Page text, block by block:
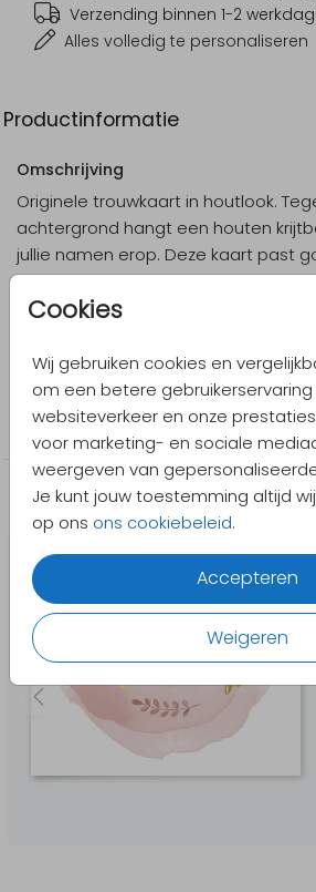
Cookies
Wij gebruiken cookies en
om een betere
websiteverkeer en onze
voor marketing- en sociale
weergeven van
Je kunt jouw toestemming altijd
op ons ons cookiebeleid.
Accepteren
Weigeren
Verzending binnen 1-2
Alles volledig te personaliseren
Productinformatie
Omschrijving
Originele trouwkaart in houtlook.
achtergrond hangt een houten
jullie namen erop. Deze kaart past
bijvoorbeeld een vintage bruiloft.
Designer
Antje Ontwerpt
Collectie
Trouwkaarten
Meer in dezelfde stijl